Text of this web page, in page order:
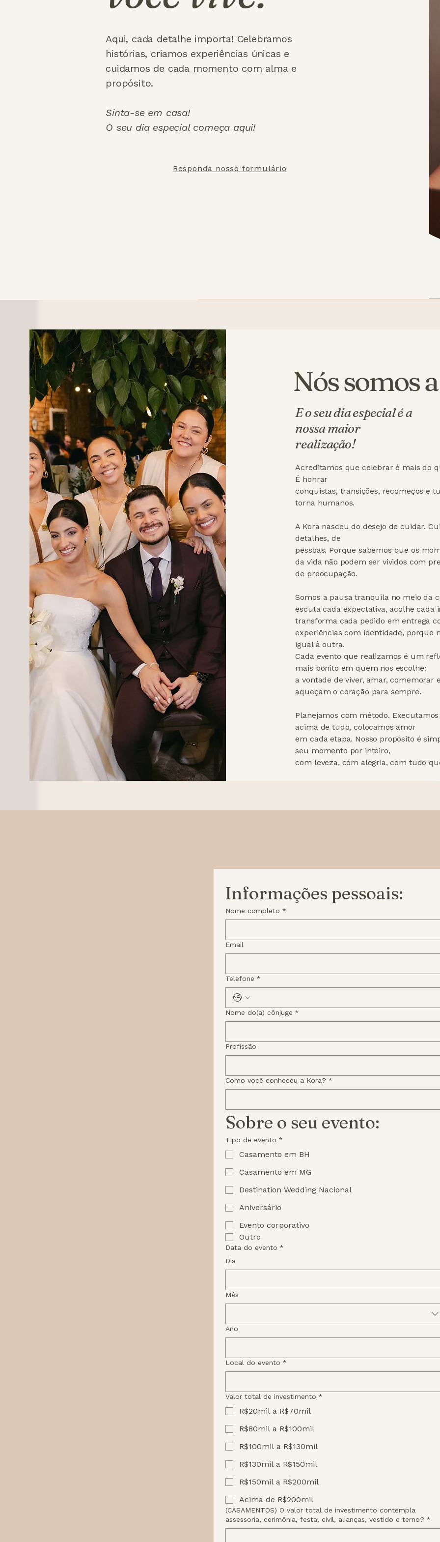
Aqui, cada detalhe importa! Celebramos
histórias, criamos experiências únicas e
cuidamos de cada momento com alma e
propósito.
Sinta-se em casa!
O seu dia especial começa aqui!
Responda nosso formulário
Nós somos
E o seu dia especial é a
nossa maior
realização!
Acreditamos que celebrar é mais do
É honrar
conquistas, transições, recomeços e
torna humanos.
A Kora nasceu do desejo de cuidar.
detalhes, de
pessoas. Porque sabemos que os
da vida não podem ser vividos com
de preocupação.
Somos a pausa tranquila no meio da
escuta cada expectativa, acolhe cada
transforma cada pedido em entrega
experiências com identidade, porque
igual à outra.
Cada evento que realizamos é um
mais bonito em quem nos escolhe:
a vontade de viver, amar, comemorar
aqueçam o coração para sempre.
Planejamos com método.
acima de tudo, colocamos amor
em cada etapa. Nosso propósito é
seu momento por inteiro,
com leveza, com alegria, com tudo
Informações pessoais:
Nome completo *
Email
Telefone *
Nome do(a) cônjuge *
Profissão
Como você conheceu a Kora? *
Sobre o seu evento:
Tipo de evento *
Casamento em BH
Casamento em MG
Destination Wedding Nacional
Aniversário
Evento corporativo
Outro
Data do evento *
Dia
Mês
Ano
Local do evento *
Valor total de investimento *
R$20mil a R$70mil
R$80mil a R$100mil
R$100mil a R$130mil
R$130mil a R$150mil
R$150mil a R$200mil
Acima de R$200mil
(CASAMENTOS) O valor total de investimento contempla
assessoria, cerimônia, festa, civil, alianças, vestido e terno? *